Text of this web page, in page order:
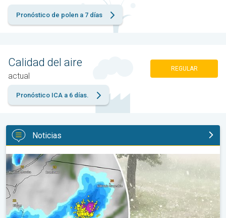
Pronóstico de polen a 7 días
Calidad del aire
actual
REGULAR
Pronóstico ICA a 6 días.
Noticias
Granizo gigante en Polonia. Tormentas severas. . .